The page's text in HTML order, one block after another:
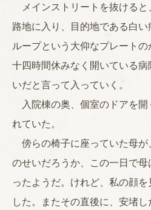
メインストリートを抜けると
路地に入り、目的地である白い
ループという大仰なプレート
十四時間休みなく開いている
いだと言って入っていく。
入院棟の奥、個室のドアを開
れていた。
傍らの椅子に座っていた母が
のせいだろうか、この一日で
ったようだ。けれど、私の顔
した。またその直後に、安堵